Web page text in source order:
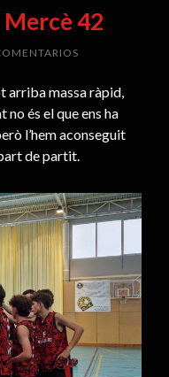
42
arriba massa ràpid,
no és el que ens ha
l’hem aconseguit
de partit.